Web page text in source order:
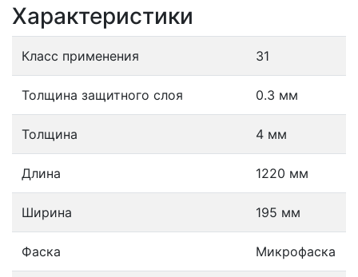
Характеристики
Класс применения 31
Толщина защитного слоя 0.3 мм
Толщина 4 мм
Длина 1220 мм
Ширина 195 мм
Фаска Микрофаска